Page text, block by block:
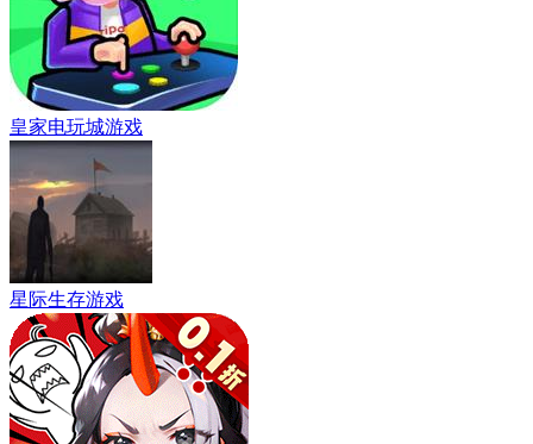
皇家电玩城游戏
星际生存游戏